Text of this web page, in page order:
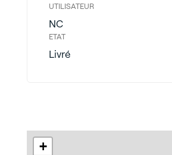
UTILISATEUR
NC
ETAT
Livré
+